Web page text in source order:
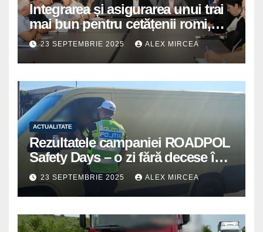
Integrarea și asigurarea unui trai
mai bun pentru cetățenii romi,
prioritate pentru instituțiile
publice giurgiuvene
23 SEPTEMBRIE 2025 ALEX MIRCEA
ACTUALITATE
Rezultatele campaniei ROADPOL
Safety Days – o zi fără decese în
trafic
23 SEPTEMBRIE 2025 ALEX MIRCEA